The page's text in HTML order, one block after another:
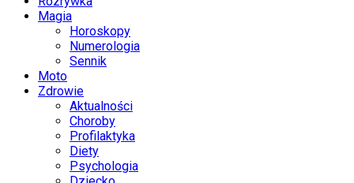
Magia
Horoskopy
Numerologia
Sennik
Moto
Zdrowie
Aktualności
Choroby
Profilaktyka
Diety
Psychologia